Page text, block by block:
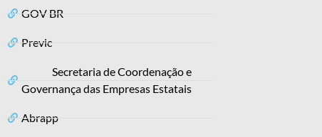
GOV BR
Previc
Secretaria de Coordenação e
Governança das Empresas Estatais
Abrapp